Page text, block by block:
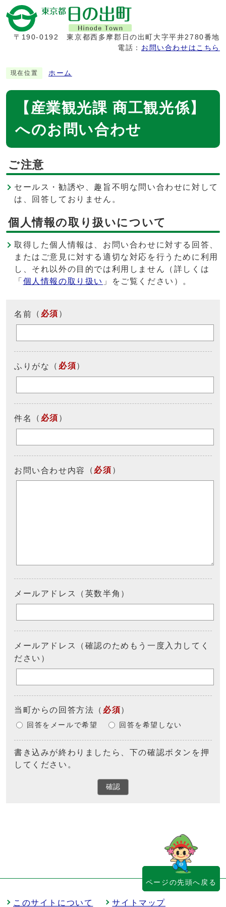
〒190-0192
東京都西多摩郡日の出町大字平井2780番地
電話： お問い合わせはこちら
現在位置 ホーム
【産業観光課 商工観光係】
へのお問い合わせ
ご注意
セールス・勧誘や、趣旨不明な問い合わせに対して
は、回答しておりません。
個人情報の取り扱いについて
取得した個人情報は、お問い合わせに対する回答、
またはご意見に対する適切な対応を行うために利用
し、それ以外の目的では利用しません（詳しくは
「 個人情報の取り扱い 」をご覧ください）。
名前 （ 必須 ）
ふりがな （ 必須）
件名 （ 必須 ）
お問い合わせ内容 （ 必須 ）
メールアドレス（英数半角）
メールアドレス（確認のためもう一度入力してく
ださい）
当町からの回答方法 （ 必須）
回答をメールで希望 回答を希望しない
書き込みが終わりましたら、下の確認ボタンを押
してください。
確認
このサイトについて サイトマップ
ページの先頭へ戻る